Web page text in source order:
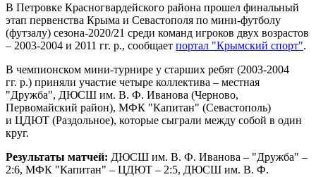
В Петровке Красногвардейского района прошел финальный
этап первенства Крыма и Севастополя по мини-футболу
(футзалу) сезона-2020/21 среди команд игроков двух возрастов
– 2003-2004 и 2011 гг. р., сообщает портал "Крымский спорт".
В чемпионском мини-турнире у старших ребят (2003-2004
гг. р.) приняли участие четыре коллектива – местная
"Дружба", ДЮСШ им. В. Ф. Иванова (Черново,
Первомайский район), МФК "Капитан" (Севастополь)
и ЦДЮТ (Раздольное), которые сыграли между собой в один
круг.
Результаты матчей: ДЮСШ им. В. Ф. Иванова – "Дружба" –
2:6, МФК "Капитан" – ЦДЮТ – 2:5, ДЮСШ им. В. Ф.